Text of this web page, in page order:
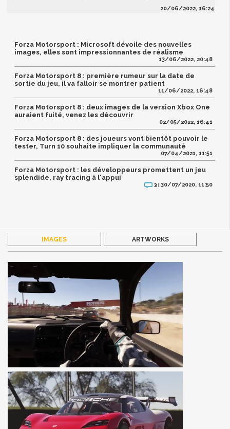
20/06/2022, 16:24
Forza Motorsport : Microsoft dévoile des nouvelles
images, elles sont impressionnantes de réalisme
13/06/2022, 20:48
Forza Motorsport 8 : première rumeur sur la date de
sortie du jeu, il va falloir se montrer patient
11/06/2022, 16:48
Forza Motorsport 8 : deux images de la version Xbox One
auraient fuité, venez les découvrir
02/05/2022, 16:41
Forza Motorsport 8 : des joueurs vont bientôt pouvoir le
tester, Turn 10 souhaite impliquer la communauté
07/04/2021, 11:51
Forza Motorsport : les développeurs promettent un jeu
splendide, ray tracing à l'appui
3 |30/07/2020, 11:50
IMAGES ARTWORKS